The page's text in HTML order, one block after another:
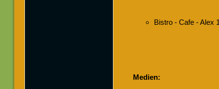
Bistro - Cafe - Alex
Medien: